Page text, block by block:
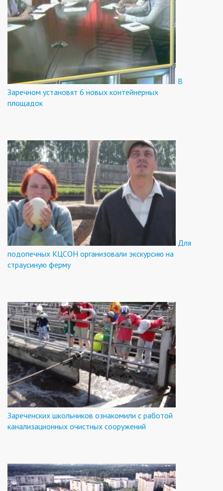
В
Заречном установят 6 новых контейнерных
площадок
Для
подопечных КЦСОН организовали экскурсию на
страусиную ферму
Зареченских школьников ознакомили с работой
канализационных очистных сооружений